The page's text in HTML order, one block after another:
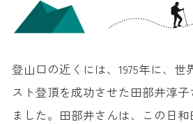
登山口の近くには、1975年に、世
スト登頂を成功させた田部井淳
ました。田部井さんは、この日